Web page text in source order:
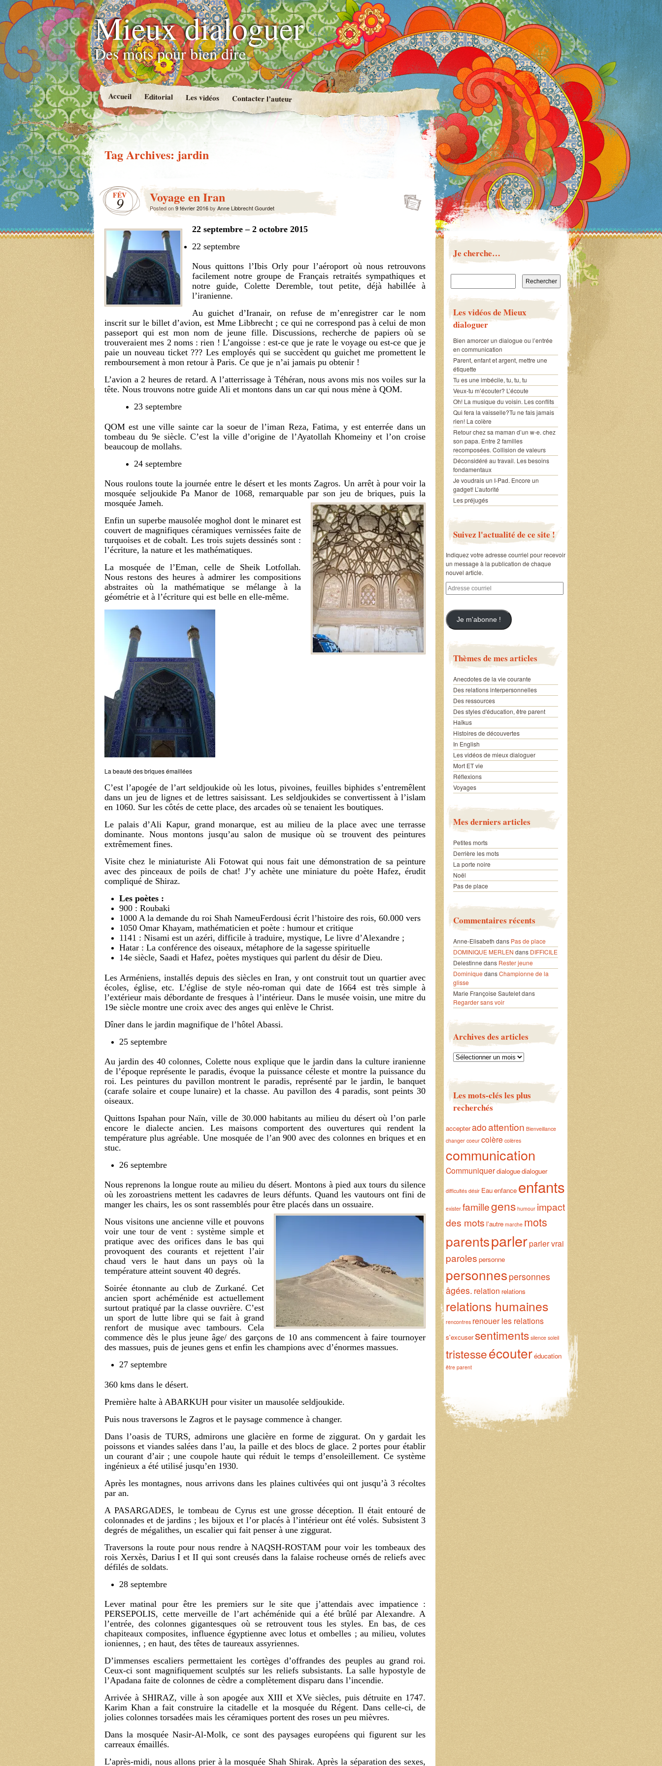
Mieux dialoguer
Des mots pour bien dire
Accueil Editorial Les vidéos Contacter l’auteur
Tag Archives: jardin
FÉV
9 Voyage en Iran
Posted on9 février 2016by Anne Libbrecht Gourdet
22 septembre – 2 octobre 2015
22 septembre
Nous quittons l’Ibis Orly pour l’aéroport où nous retrouvons
facilement notre groupe de Français retraités sympathiques et
notre guide, Colette Deremble, tout petite, déjà habillée à
l’iranienne.
Au guichet d’Iranair, on refuse de m’enregistrer car le nom
inscrit sur le billet d’avion, est Mme Libbrecht ; ce qui ne correspond pas à celui de mon
passeport qui est mon nom de jeune fille. Discussions, recherche de papiers où se
trouveraient mes 2 noms : rien ! L’angoisse : est-ce que je rate le voyage ou est-ce que je
paie un nouveau ticket ??? Les employés qui se succèdent qu guichet me promettent le
remboursement à mon retour à Paris. Ce que je n’ai jamais pu obtenir !
L’avion a 2 heures de retard. A l’atterrissage à Téhéran, nous avons mis nos voiles sur la
tête. Nous trouvons notre guide Ali et montons dans un car qui nous mène à QOM.
23 septembre
QOM est une ville sainte car la soeur de l’iman Reza, Fatima, y est enterrée dans un
tombeau du 9e siècle. C’est la ville d’origine de l’Ayatollah Khomeiny et l’on croise
beaucoup de mollahs.
24 septembre
Nous roulons toute la journée entre le désert et les monts Zagros. Un arrêt à pour voir la
mosquée seljoukide Pa Manor de 1068, remarquable par son jeu de briques, puis la
mosquée Jameh.
Enfin un superbe mausolée moghol dont le minaret est
couvert de magnifiques céramiques vernissées faite de
turquoises et de cobalt. Les trois sujets dessinés sont :
l’écriture, la nature et les mathématiques.
La mosquée de l’Eman, celle de Sheik Lotfollah.
Nous restons des heures à admirer les compositions
abstraites où la mathématique se mélange à la
géométrie et à l’écriture qui est belle en elle-même.
La beauté des briques émaillées
C’est l’apogée de l’art seldjoukide où les lotus, pivoines, feuilles biphides s’entremêlent
dans un jeu de lignes et de lettres saisissant. Les seldjoukides se convertissent à l’islam
en 1060. Sur les côtés de cette place, des arcades où se tenaient les boutiques.
Le palais d’Ali Kapur, grand monarque, est au milieu de la place avec une terrasse
dominante. Nous montons jusqu’au salon de musique où se trouvent des peintures
extrêmement fines.
Visite chez le miniaturiste Ali Fotowat qui nous fait une démonstration de sa peinture
avec des pinceaux de poils de chat! J’y achète une miniature du poète Hafez, érudit
compliqué de Shiraz.
Les poètes :
900 : Roubaki
1000 A la demande du roi Shah NameuFerdousi écrit l’histoire des rois, 60.000 vers
1050 Omar Khayam, mathématicien et poète : humour et critique
1141 : Nisami est un azéri, difficile à traduire, mystique, Le livre d’Alexandre ;
Hatar : La conférence des oiseaux, métaphore de la sagesse spirituelle
14e siècle, Saadi et Hafez, poètes mystiques qui parlent du désir de Dieu.
Les Arméniens, installés depuis des siècles en Iran, y ont construit tout un quartier avec
écoles, église, etc. L’église de style néo-roman qui date de 1664 est très simple à
l’extérieur mais débordante de fresques à l’intérieur. Dans le musée voisin, une mitre du
19e siècle montre une croix avec des anges qui enlève le Christ.
Dîner dans le jardin magnifique de l’hôtel Abassi.
25 septembre
Au jardin des 40 colonnes, Colette nous explique que le jardin dans la culture iranienne
de l’époque représente le paradis, évoque la puissance céleste et montre la puissance du
roi. Les peintures du pavillon montrent le paradis, représenté par le jardin, le banquet
(carafe solaire et coupe lunaire) et la chasse. Au pavillon des 4 paradis, sont peints 30
oiseaux.
Quittons Ispahan pour Naïn, ville de 30.000 habitants au milieu du désert où l’on parle
encore le dialecte ancien. Les maisons comportent des ouvertures qui rendent la
température plus agréable. Une mosquée de l’an 900 avec des colonnes en briques et en
stuc.
26 septembre
Nous reprenons la longue route au milieu du désert. Montons à pied aux tours du silence
où les zoroastriens mettent les cadavres de leurs défunts. Quand les vautours ont fini de
manger les chairs, les os sont rassemblés pour être placés dans un ossuaire.
Nous visitons une ancienne ville et pouvons
voir une tour de vent : système simple et
pratique avec des orifices dans le bas qui
provoquent des courants et rejettent l’air
chaud vers le haut dans un pays où la
température atteint souvent 40 degrés.
Soirée étonnante au club de Zurkané. Cet
ancien sport achéménide est actuellement
surtout pratiqué par la classe ouvrière. C’est
un sport de lutte libre qui se fait à grand
renfort de musique avec tambours. Cela
commence dès le plus jeune âge/ des garçons de 10 ans commencent à faire tournoyer
des massues, puis de jeunes gens et enfin les champions avec d’énormes massues.
27 septembre
360 kms dans le désert.
Première halte à ABARKUH pour visiter un mausolée seldjoukide.
Puis nous traversons le Zagros et le paysage commence à changer.
Dans l’oasis de TURS, admirons une glacière en forme de ziggurat. On y gardait les
poissons et viandes salées dans l’au, la paille et des blocs de glace. 2 portes pour établir
un courant d’air ; une coupole haute qui réduit le temps d’ensoleillement. Ce système
ingénieux a été utilisé jusqu’en 1930.
Après les montagnes, nous arrivons dans les plaines cultivées qui ont jusqu’à 3 récoltes
par an.
A PASARGADES, le tombeau de Cyrus est une grosse déception. Il était entouré de
colonnades et de jardins ; les bijoux et l’or placés à l’intérieur ont été volés. Subsistent 3
degrés de mégalithes, un escalier qui fait penser à une ziggurat.
Traversons la route pour nous rendre à NAQSH-ROSTAM pour voir les tombeaux des
rois Xerxès, Darius I et II qui sont creusés dans la falaise rocheuse ornés de reliefs avec
défilés de soldats.
28 septembre
Lever matinal pour être les premiers sur le site que j’attendais avec impatience :
PERSEPOLIS, cette merveille de l’art achéménide qui a été brûlé par Alexandre. A
l’entrée, des colonnes gigantesques où se retrouvent tous les styles. En bas, de ces
chapiteaux composites, influence égyptienne avec lotus et ombelles ; au milieu, volutes
ioniennes, ; en haut, des têtes de taureaux assyriennes.
D’immenses escaliers permettaient les cortèges d’offrandes des peuples au grand roi.
Ceux-ci sont magnifiquement sculptés sur les reliefs subsistants. La salle hypostyle de
l’Apadana faite de colonnes de cèdre a complètement disparu dans l’incendie.
Arrivée à SHIRAZ, ville à son apogée aux XIII et XVe siècles, puis détruite en 1747.
Karim Khan a fait construire la citadelle et la mosquée du Régent. Dans celle-ci, de
jolies colonnes torsadées mais les céramiques portent des roses un peu mièvres.
Dans la mosquée Nasir-Al-Molk, ce sont des paysages européens qui figurent sur les
carreaux émaillés.
L’après-midi, nous allons prier à la mosquée Shah Shirak. Après la séparation des sexes,
Je cherche…
Rechercher :
Les vidéos de Mieux
dialoguer
Bien amorcer un dialogue ou l’entrée
en communication
Parent, enfant et argent, mettre une
étiquette
Tu es une imbécile, tu, tu, tu
Veux-tu m’écouter? L’écoute
Oh! La musique du voisin. Les conflits
Qui fera la vaisselle?Tu ne fais jamais
rien! La colère
Retour chez sa maman d’un w-e. chez
son papa. Entre 2 familles
recomposées. Collision de valeurs
Déconsidéré au travail. Les besoins
fondamentaux
Je voudrais un I-Pad. Encore un
gadget! L’autorité
Les préjugés
Suivez l'actualité de ce site !
Indiquez votre adresse courriel pour recevoir
un message à la publication de chaque
nouvel article.
Adresse
courriel
Je m'abonne !
Thèmes de mes articles
Anecdotes de la vie courante
Des relations interpersonnelles
Des ressources
Des styles d'éducation, être parent
Haïkus
Histoires de découvertes
In English
Les vidéos de mieux dialoguer
Mort ET vie
Réflexions
Voyages
Mes derniers articles
Petites morts
Derrière les mots
La porte noire
Noël
Pas de place
Commentaires récents
Anne-Elisabeth dans Pas de place
DOMINIQUE MERLEN dans DIFFICILE
Delestinne dans Rester jeune
Dominique dansChampionne de la
glisse
Marie Françoise Sauteletdans
Regarder sans voir
Archives des articles
Archives
Les mots-clés les plus
recherchés
accepteradoattention Bienveillance
changer coeur colère colères
communication
Communiquerdialoguedialoguer
difficultés désir Eauenfance enfants
exister famillegens humour impact
des mots l'autre marche mots
parentsparlerparler vrai
paroles personne
personnes personnes
âgées. relation relations
relations humaines
rencontres renouer les relations
s'excusersentiments silence soleil
tristesseécouteréducation
être parent